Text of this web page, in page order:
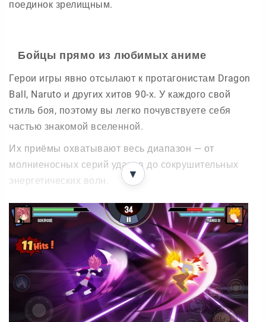
поединок зрелищным.
Бойцы прямо из любимых аниме
Герои игры явно отсылают к протагонистам Dragon
Ball, Naruto и других хитов 90-х. У каждого свой
стиль боя, поэтому вы легко почувствуете себя
частью знакомой вселенной.
Их приёмы охватывают весь диапазон — от
молниеносных серий ударов до сокрушительных
энергетических волн.
Сотни поединков на прочность
Вас ждёт более 250 уровней, и каждый — это новый
спарринг. Чем дальше вы продвигаетесь, тем
сложнее становятся противники.
За победы вы зарабатываете местную валюту, а
тратите её с пользой:
▼